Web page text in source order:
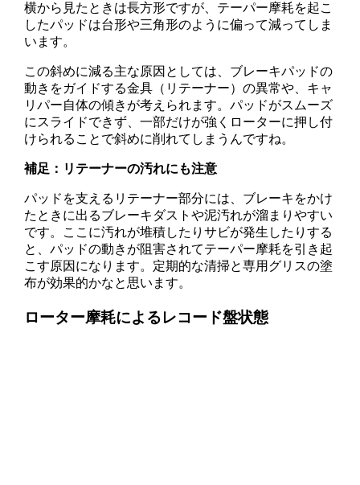
横から見たときは長方形ですが、テーパー摩耗を起こ
したパッドは台形や三角形のように偏って減ってしま
います。
この斜めに減る主な原因としては、ブレーキパッドの
動きをガイドする金具（リテーナー）の異常や、キャ
リパー自体の傾きが考えられます。パッドがスムーズ
にスライドできず、一部だけが強くローターに押し付
けられることで斜めに削れてしまうんですね。
補足：リテーナーの汚れにも注意
パッドを支えるリテーナー部分には、ブレーキをかけ
たときに出るブレーキダストや泥汚れが溜まりやすい
です。ここに汚れが堆積したりサビが発生したりする
と、パッドの動きが阻害されてテーパー摩耗を引き起
こす原因になります。定期的な清掃と専用グリスの塗
布が効果的かなと思います。
ローター摩耗によるレコード盤状態